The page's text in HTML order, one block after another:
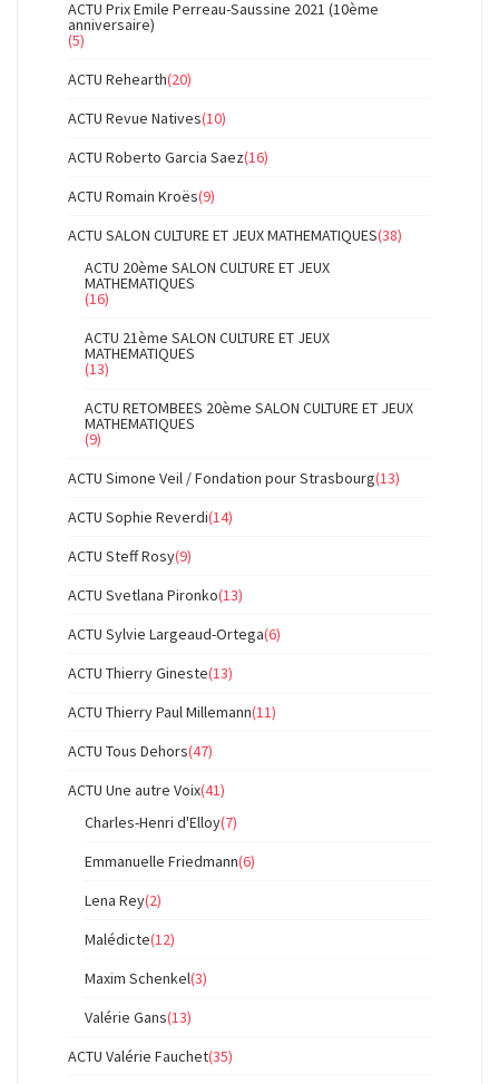
ACTU Prix Emile Perreau-Saussine 2021 (10ème
anniversaire)
(5)
ACTU Rehearth(20)
ACTU Revue Natives(10)
ACTU Roberto Garcia Saez(16)
ACTU Romain Kroës(9)
ACTU SALON CULTURE ET JEUX MATHEMATIQUES(38)
ACTU 20ème SALON CULTURE ET JEUX
MATHEMATIQUES
(16)
ACTU 21ème SALON CULTURE ET JEUX
MATHEMATIQUES
(13)
ACTU RETOMBEES 20ème SALON CULTURE ET JEUX
MATHEMATIQUES
(9)
ACTU Simone Veil / Fondation pour Strasbourg(13)
ACTU Sophie Reverdi(14)
ACTU Steff Rosy(9)
ACTU Svetlana Pironko(13)
ACTU Sylvie Largeaud-Ortega(6)
ACTU Thierry Gineste(13)
ACTU Thierry Paul Millemann(11)
ACTU Tous Dehors(47)
ACTU Une autre Voix(41)
Charles-Henri d'Elloy(7)
Emmanuelle Friedmann(6)
Lena Rey(2)
Malédicte(12)
Maxim Schenkel(3)
Valérie Gans(13)
ACTU Valérie Fauchet(35)